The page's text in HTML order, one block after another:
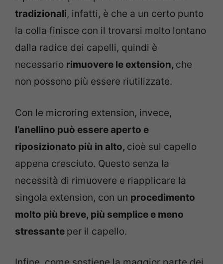
tradizionali, infatti, è che a un certo punto
la colla finisce con il trovarsi molto lontano
dalla radice dei capelli, quindi è
necessario rimuovere le extension, che
non possono più essere riutilizzate.
Con le microring extension, invece,
l’anellino può essere aperto e
riposizionato più in alto, cioè sul capello
appena cresciuto. Questo senza la
necessità di rimuovere e riapplicare la
singola extension, con un procedimento
molto più breve, più semplice e meno
stressante per il capello.